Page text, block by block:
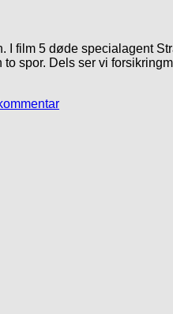
5 døde specialagent
spor. Dels ser vi